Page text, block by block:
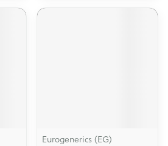
Eurogenerics (EG)